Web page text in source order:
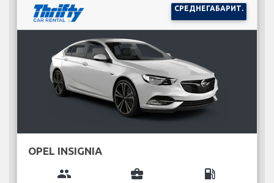
СРЕДНЕГАБАРИТ.
OPEL INSIGNIA
group business_center local_gas_station